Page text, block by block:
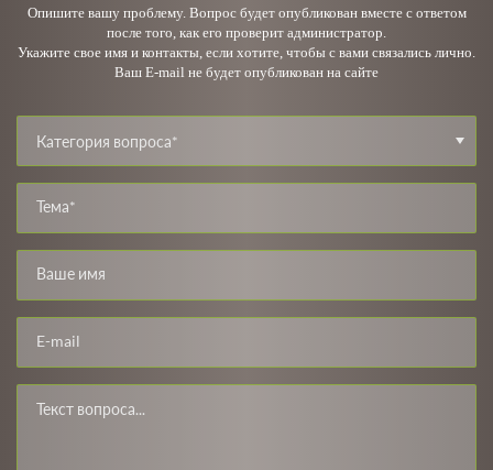
Опишите вашу проблему. Вопрос будет опубликован вместе с ответом
после того, как его проверит администратор.
Укажите свое имя и контакты, если хотите, чтобы с вами связались лично.
Ваш E-mail не будет опубликован на сайте
Категория вопроса*